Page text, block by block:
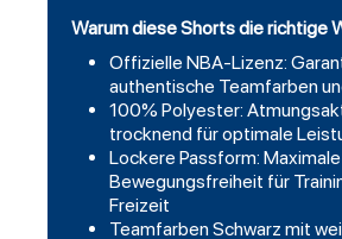
Warum diese Shorts die richtige
Offizielle NBA-Lizenz:
authentische Teamfarben
100% Polyester:
trocknend für optimale
Lockere Passform: Maximale
Bewegungsfreiheit für
Freizeit
Teamfarben Schwarz mit